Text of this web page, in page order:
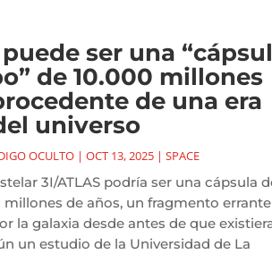
ser una
de 10.000 millones
de una era
universo
OCULTO| OCT 13, 2025| SPACE
3I/ATLAS podría ser una cápsula
de años, un fragmento errante
la galaxia desde antes de que
un estudio de la Universidad de La